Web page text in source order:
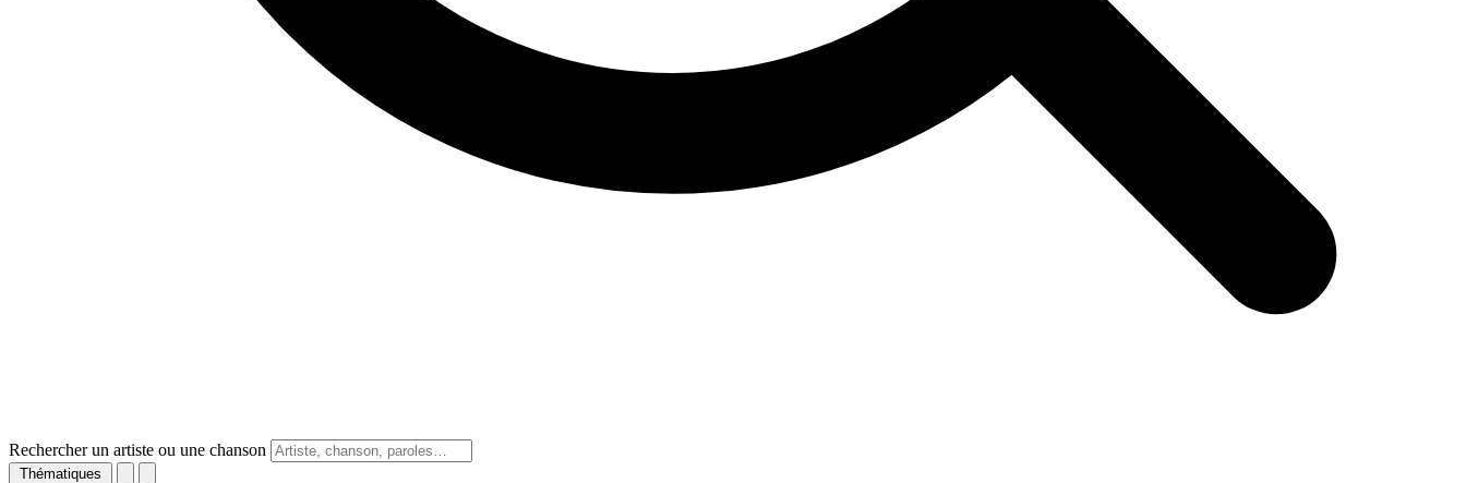
Rechercher un artiste ou une chanson
Thématiques